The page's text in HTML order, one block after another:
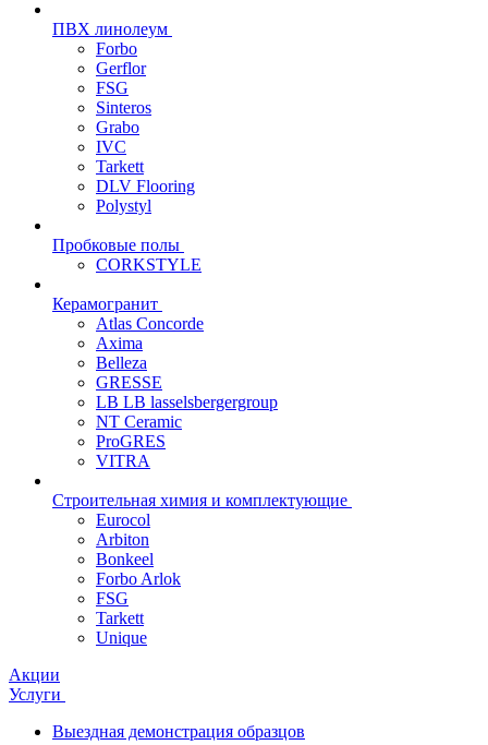
ПВХ линолеум
Forbo
Gerflor
FSG
Sinteros
Grabo
IVC
Tarkett
DLV Flooring
Polystyl
Пробковые полы
CORKSTYLE
Керамогранит
Atlas Concorde
Axima
Belleza
GRESSE
LB LB lasselsbergergroup
NT Ceramic
ProGRES
VITRA
Строительная химия и комплектующие
Eurocol
Arbiton
Bonkeel
Forbo Arlok
FSG
Tarkett
Unique
Акции
Услуги
Выездная демонстрация образцов